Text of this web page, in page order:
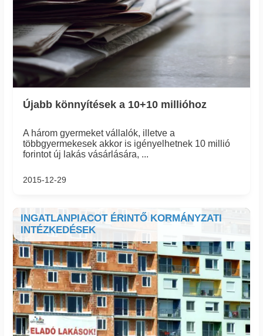
Újabb könnyítések a 10+10 millióhoz
A három gyermeket vállalók, illetve a
többgyermekesek akkor is igényelhetnek 10 millió
forintot új lakás vásárlására, ...
2015-12-29
INGATLANPIACOT ÉRINTŐ KORMÁNYZATI
INTÉZKEDÉSEK